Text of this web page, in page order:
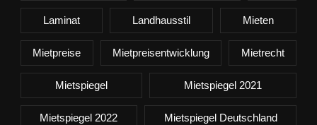
Laminat Landhausstil Mieten
Mietpreise Mietpreisentwicklung Mietrecht
Mietspiegel Mietspiegel 2021
Mietspiegel 2022 Mietspiegel Deutschland